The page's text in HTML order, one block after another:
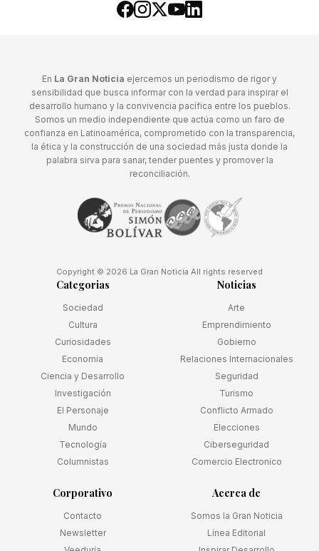
En La Gran Noticia ejercemos un periodismo de rigor y
sensibilidad que busca informar con la verdad para inspirar el
desarrollo humano y la convivencia pacífica entre los pueblos.
Somos un medio independiente que actúa como un faro de
confianza en Latinoamérica, comprometido con la transparencia,
la ética y la construcción de una sociedad más justa donde la
palabra sirva para sanar, tender puentes y promover la
reconciliación.
Copyright © 2026 La Gran Noticia All rights reserved
Categorias
Sociedad
Cultura
Curiosidades
Economía
Ciencia y Desarrollo
Investigación
El Personaje
Mundo
Tecnología
Columnistas
Noticias
Arte
Emprendimiento
Gobierno
Relaciones Internacionales
Seguridad
Turismo
Conflicto Armado
Elecciones
Ciberseguridad
Comercio Electronico
Corporativo
Contacto
Newsletter
Acerca de
Somos la Gran Noticia
Línea Editorial